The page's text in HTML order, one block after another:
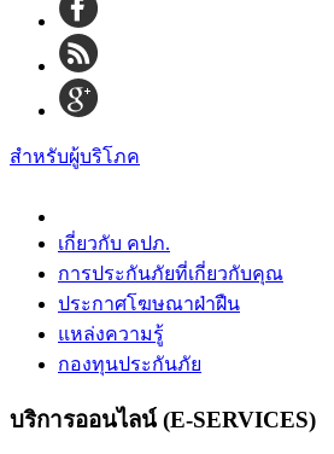
สำหรับผู้บริโภค
เกี่ยวกับ คปภ.
การประกันภัยที่เกี่ยวกับคุณ
ประกาศโฆษณาฝ่าฝืน
แหล่งความรู้
กองทุนประกันภัย
บริการออนไลน์ (E-SERVICES)